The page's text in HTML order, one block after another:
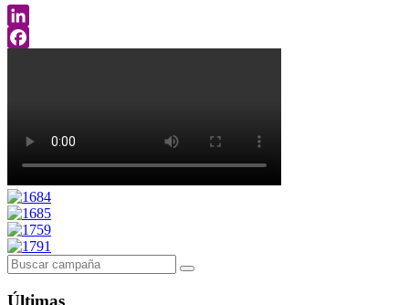
LinkedIn
Últimas